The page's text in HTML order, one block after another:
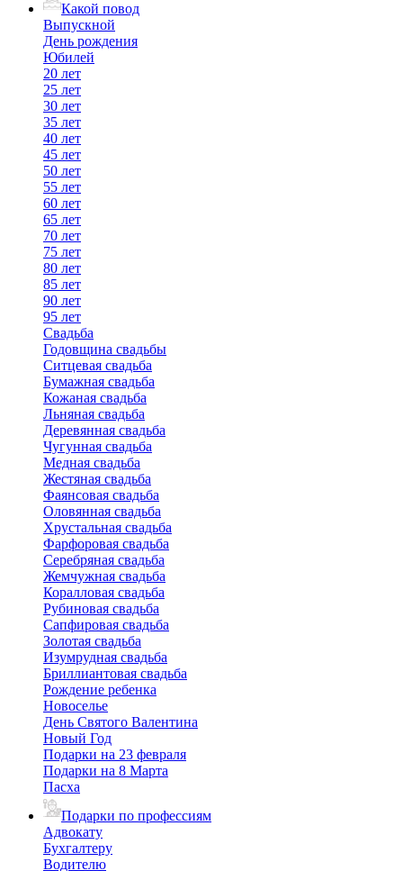
Какой повод
Выпускной
День рождения
Юбилей
20 лет
25 лет
30 лет
35 лет
40 лет
45 лет
50 лет
55 лет
60 лет
65 лет
70 лет
75 лет
80 лет
85 лет
90 лет
95 лет
Свадьба
Годовщина свадьбы
Ситцевая свадьба
Бумажная свадьба
Кожаная свадьба
Льняная свадьба
Деревянная свадьба
Чугунная свадьба
Медная свадьба
Жестяная свадьба
Фаянсовая свадьба
Оловянная свадьба
Хрустальная свадьба
Фарфоровая свадьба
Серебряная свадьба
Жемчужная свадьба
Коралловая свадьба
Рубиновая свадьба
Сапфировая свадьба
Золотая свадьба
Изумрудная свадьба
Бриллиантовая свадьба
Рождение ребенка
Новоселье
День Святого Валентина
Новый Год
Подарки на 23 февраля
Подарки на 8 Марта
Пасха
Подарки по профессиям
Адвокату
Бухгалтеру
Водителю